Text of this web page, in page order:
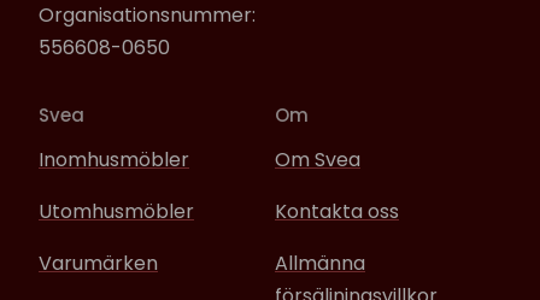
Organisationsnummer:
556608-0650
Svea
Inomhusmöbler
Utomhusmöbler
Varumärken
Om
Om Svea
Kontakta oss
Allmänna